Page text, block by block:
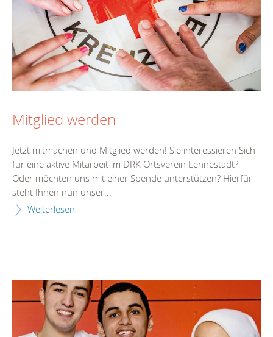
Mitglied werden
Jetzt mitmachen und Mitglied werden! Sie interessieren Sich
für eine aktive Mitarbeit im DRK Ortsverein Lennestadt?
Oder möchten uns mit einer Spende unterstützen? Hierfür
steht Ihnen nun unser...
Weiterlesen